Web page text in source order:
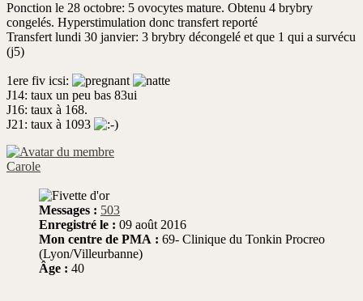
Ponction le 28 octobre: 5 ovocytes mature. Obtenu 4 brybry
congelés. Hyperstimulation donc transfert reporté
Transfert lundi 30 janvier: 3 brybry décongelé et que 1 qui a survécu
(j5)
1ere fiv icsi:
J14: taux un peu bas 83ui
J16: taux à 168.
J21: taux à 1093
Carole
Messages : 503
Enregistré le : 09 août 2016
Mon centre de PMA : 69- Clinique du Tonkin Procreo
(Lyon/Villeurbanne)
Âge : 40